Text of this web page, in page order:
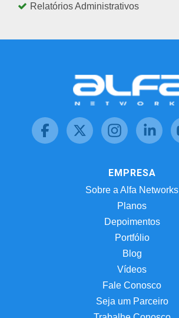
Relatórios Administrativos
EMPRESA
Sobre a Alfa Networks
Planos
Depoimentos
Portfólio
Blog
Vídeos
Fale Conosco
Seja um Parceiro